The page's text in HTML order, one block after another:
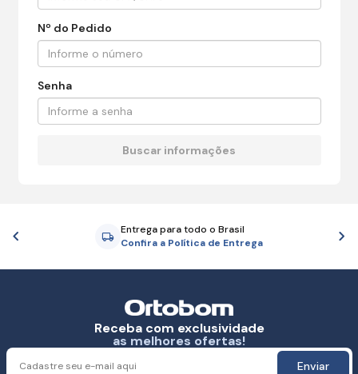
Nº do Pedido
Senha
Entrega para todo o Brasil
Confira a Política de Entrega
Anterior
Receba com exclusividade
as melhores ofertas!
Enviar